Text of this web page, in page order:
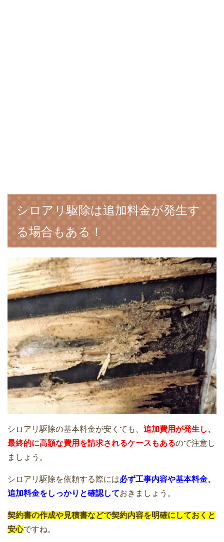
シロアリ駆除は追加料金が発生す
る場合もある！
シロアリ駆除の基本料金が安くても、 追加費用が発生し、
最終的に高額な費用を請求されるケースもあるので注意し
ましょう。
シロアリ駆除を依頼する際には必ず工事内容や基本料金、
追加料金をしっかりと確認しておきましょう。
契約書の作成や見積書などで契約内容を明確にしておくと
安心ですね。